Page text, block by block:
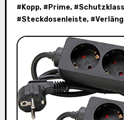
# Kopp, # Prime, #
#Steckdosenleiste, #